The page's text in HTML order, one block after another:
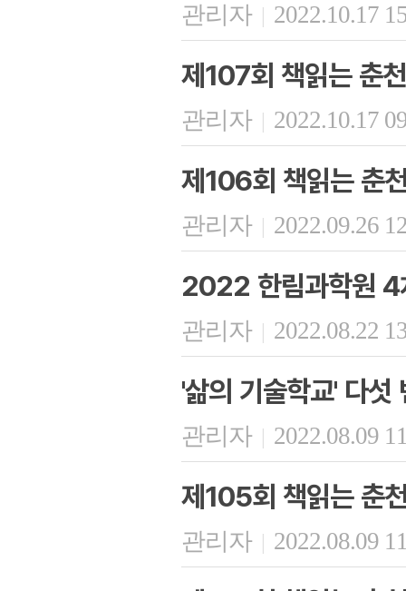
관리자 | 2022.10.17
제107회 책읽는 춘천
관리자 | 2022.10.17
제106회 책읽는 춘
관리자 | 2022.09.26
2022 한림과학원 4
관리자 | 2022.08.22
'삶의 기술학교' 다
관리자 | 2022.08.09
제105회 책읽는 춘
관리자 | 2022.08.09